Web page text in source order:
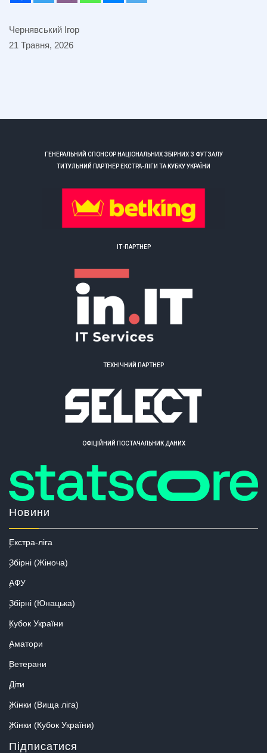
Чернявський Ігор
21 Травня, 2026
ГЕНЕРАЛЬНИЙ СПОНСОР НАЦІОНАЛЬНИХ ЗБІРНИХ З ФУТЗАЛУ
ТИТУЛЬНИЙ ПАРТНЕР ЕКСТРА-ЛІГИ ТА КУБКУ УКРАЇНИ
ІТ-ПАРТНЕР
ТЕХНІЧНИЙ ПАРТНЕР
ОФІЦІЙНИЙ ПОСТАЧАЛЬНИК ДАНИХ
Новини
Екстра-ліга
Збірні (Жіноча)
АФУ
Збірні (Юнацька)
Кубок України
Аматори
Ветерани
Діти
Жінки (Вища ліга)
Жінки (Кубок України)
Підписатися